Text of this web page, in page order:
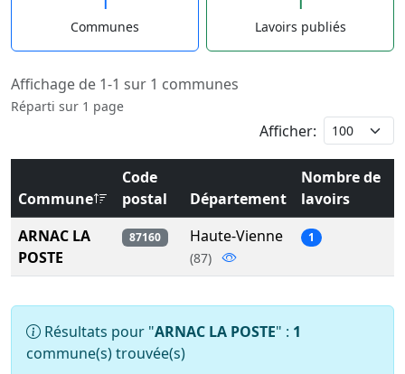
Communes Lavoirs publiés
Affichage de 1-1 sur 1 communes
Réparti sur 1 page
Afficher:
Commune
Code
postal
Département
Nombre de
lavoirs
ARNAC LA
POSTE
87160 Haute-Vienne
(87)
1
Résultats pour "ARNAC LA POSTE" : 1
commune(s) trouvée(s)